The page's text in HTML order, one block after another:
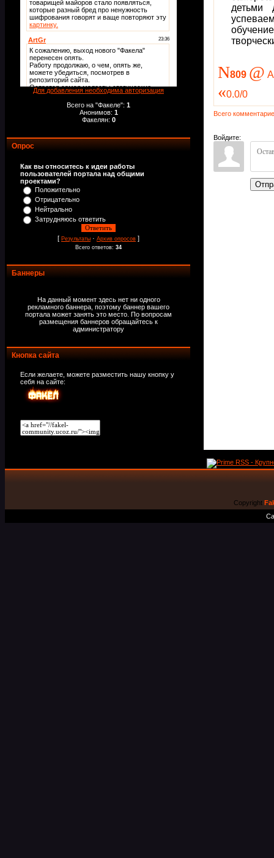
Для добавления необходима авторизация
Всего на "Факеле": 1
Анонимов: 1
Факелян: 0
Опрос
Как вы относитесь к идеи работы
пользователей портала над общими
проектами?
Положительно
Отрицательно
Нейтрально
Затрудняюсь ответить
[ Результаты · Архив опросов ]
Всего ответов: 34
Баннеры
На данный момент здесь нет ни одного
рекламного баннера, поэтому баннер вашего
портала может занять это место. По вопросам
размещения баннеров обращайтесь к
администратору
Кнопка сайта
Если желаете, можете разместить нашу кнопку у
себя на сайте:
детьми
N809 @
«0.0/0
Всего
Войдите:
Copyright